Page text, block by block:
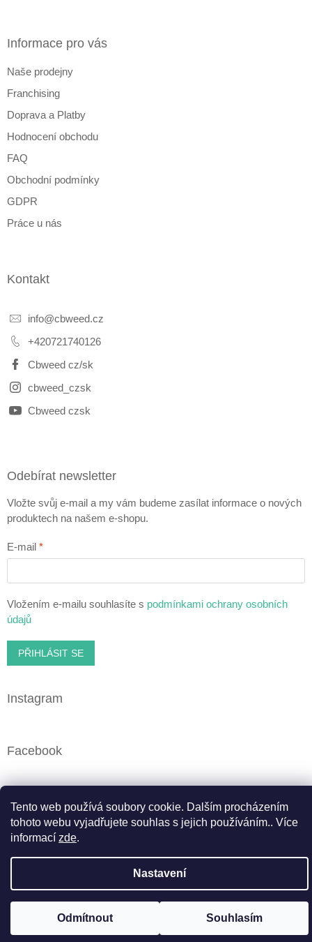
Tento web používá soubory cookie. Dalším procházením
tohoto webu vyjadřujete souhlas s jejich používáním.. Více
informací zde.
Nastavení
Odmítnout Souhlasím
Informace pro vás
Naše prodejny
Franchising
Doprava a Platby
Hodnocení obchodu
FAQ
Obchodní podmínky
GDPR
Práce u nás
Kontakt
info@cbweed.cz
+420721740126
Cbweed cz/sk
cbweed_czsk
Cbweed czsk
Odebírat newsletter
Vložte svůj e-mail a my vám budeme zasílat informace o nových
produktech na našem e-shopu.
E-mail
Vložením e-mailu souhlasíte s podmínkami ochrany osobních
údajů
PŘIHLÁSIT SE
Instagram
Facebook
Vytvořil Shoptet
Copyright 2026Cbweed.cz. Všechna práva vyhrazena.
Upravit nastavení cookies